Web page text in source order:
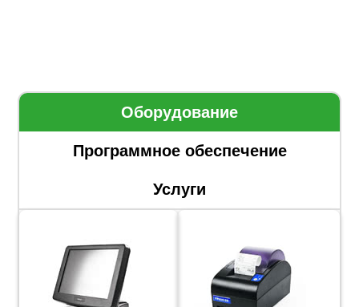
Оборудование
Программное обеспечение
Услуги